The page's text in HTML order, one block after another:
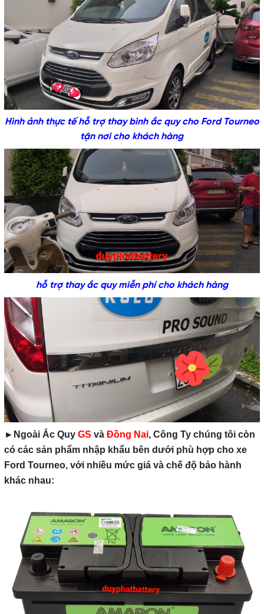
Hình ảnh thực tế hỗ trợ thay bình ắc quy cho Ford Tourneo
tận nơi cho khách hàng
hỗ trợ thay ắc quy miễn phí cho khách hàng
► Ngoài Ắc Quy GS và Đồng Nai, Công Ty chúng tôi còn
có các sản phẩm nhập khẩu bên dưới phù hợp cho xe
Ford Tourneo, với nhiều mức giá và chế độ bảo hành
khác nhau: